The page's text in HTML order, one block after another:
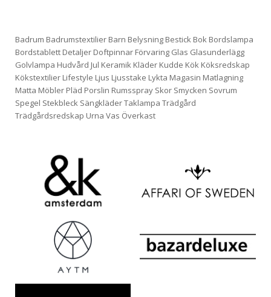
Badrum Badrumstextilier Barn Belysning Bestick Bok Bordslampa
Bordstablett Detaljer Doftpinnar Förvaring Glas Glasunderlägg
Golvlampa Hudvård Jul Keramik Kläder Kudde Kök Köksredskap
Kökstextilier Lifestyle Ljus Ljusstake Lykta Magasin Matlagning
Matta Möbler Pläd Porslin Rumsspray Skor Smycken Sovrum
Spegel Stekbleck SängkläderTaklampa Trädgård
Trädgårdsredskap Urna Vas Överkast